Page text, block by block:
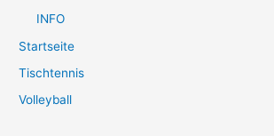
INFO
Startseite
Tischtennis
Volleyball